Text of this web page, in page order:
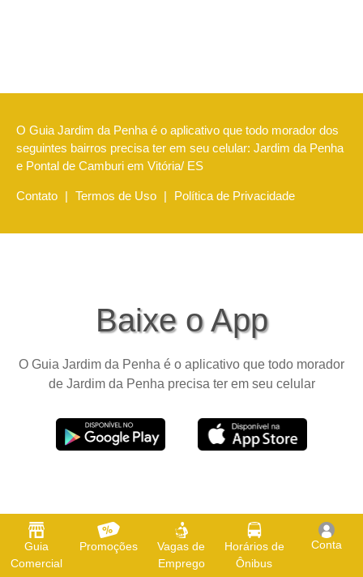
Guia
Comercial
Promoções
Vagas de
Emprego
Horários de
Ônibus
Conta
O Guia Jardim da Penha é o aplicativo que todo morador dos
seguintes bairros precisa ter em seu celular: Jardim da Penha
e Pontal de Camburi em Vitória/ ES
Contato | Termos de Uso | Política de Privacidade
Baixe o App
O Guia Jardim da Penha é o aplicativo que todo morador
de Jardim da Penha precisa ter em seu celular